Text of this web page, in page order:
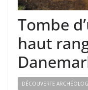
Tombe
haut
DÉCOUVERTE